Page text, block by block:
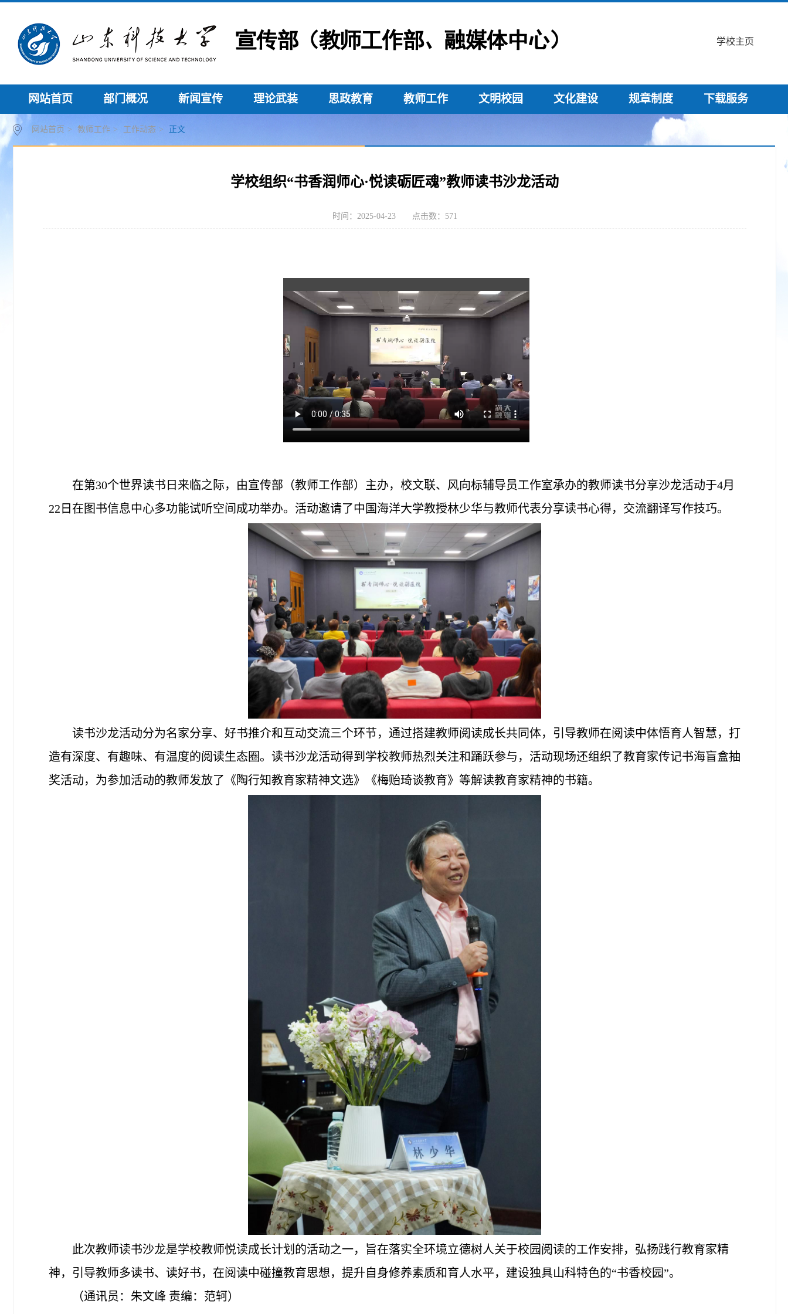
学校主页
网站首页 部门概况 新闻宣传 理论武装 思政教育 教师工作 文明校园 文化建设 规章制度 下载服务
网站首页 > 教师工作 > 工作动态 > 正文
学校组织“书香润师心·悦读砺匠魂”教师读书沙龙活动
时间：2025-04-23 点击数： 571
在第30个世界读书日来临之际，由宣传部（教师工作部）主办，校文联、风向标辅导员工作室承办的教师读书分享沙龙活动于4月
22日在图书信息中心多功能试听空间成功举办。活动邀请了中国海洋大学教授林少华与教师代表分享读书心得，交流翻译写作技巧。
读书沙龙活动分为名家分享、好书推介和互动交流三个环节，通过搭建教师阅读成长共同体，引导教师在阅读中体悟育人智慧，打
造有深度、有趣味、有温度的阅读生态圈。读书沙龙活动得到学校教师热烈关注和踊跃参与，活动现场还组织了教育家传记书海盲盒抽
奖活动，为参加活动的教师发放了《陶行知教育家精神文选》《梅贻琦谈教育》等解读教育家精神的书籍。
此次教师读书沙龙是学校教师悦读成长计划的活动之一，旨在落实全环境立德树人关于校园阅读的工作安排，弘扬践行教育家精
神，引导教师多读书、读好书，在阅读中碰撞教育思想，提升自身修养素质和育人水平，建设独具山科特色的“书香校园”。
（通讯员：朱文峰 责编：范轲）